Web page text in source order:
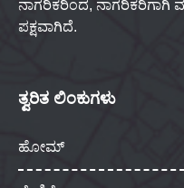
ನಾಗರಿಕರಿಂದ, ನಾಗರಿಕರಿಗಾಗಿ
ಪಕ್ಷವಾಗಿದೆ.
ತ್ವರಿತ ಲಿಂಕುಗಳು
ಹೋಮ್